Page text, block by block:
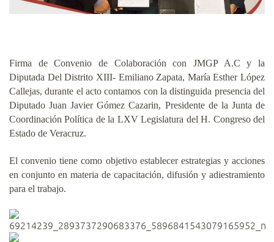
Firma de Convenio de Colaboración con JMGP A.C y la
Diputada Del Distrito XIII- Emiliano Zapata, María Esther López
Callejas, durante el acto contamos con la distinguida presencia del
Diputado Juan Javier Gómez Cazarin, Presidente de la Junta de
Coordinación Política de la LXV Legislatura del H. Congreso del
Estado de Veracruz.
El convenio tiene como objetivo establecer estrategias y acciones
en conjunto en materia de capacitación, difusión y adiestramiento
para el trabajo.